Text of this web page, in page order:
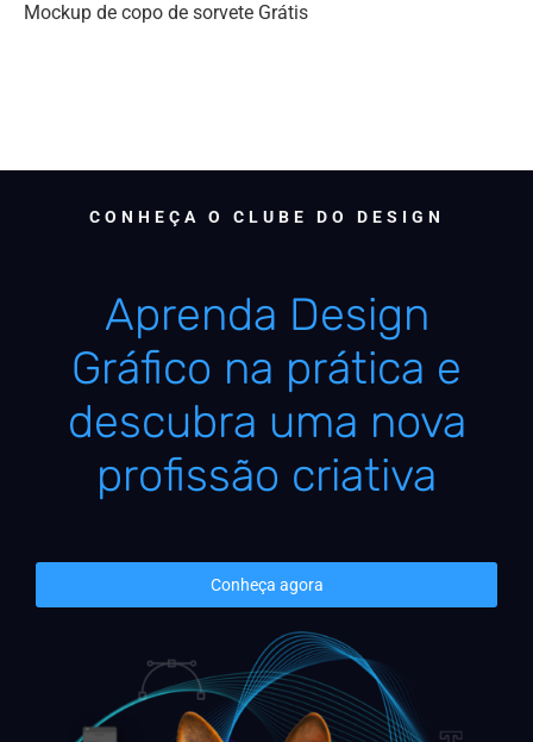
Mockup de copo de sorvete Grátis
CONHEÇA O CLUBE DO DESIGN
Aprenda Design
Gráfico na prática e
descubra uma nova
profissão criativa
Conheça agora